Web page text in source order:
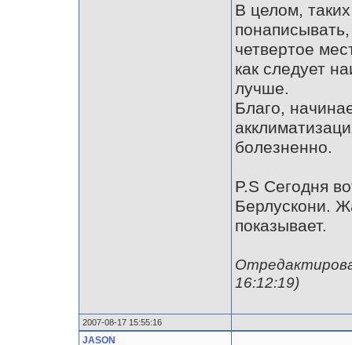
В целом,
четвертое
как следует
лучше.
Благо,
болезненно.
P.S Сегодня
Берлускони.
показывает.
16:12:19)
2007-08-17 15:55:16
JASON